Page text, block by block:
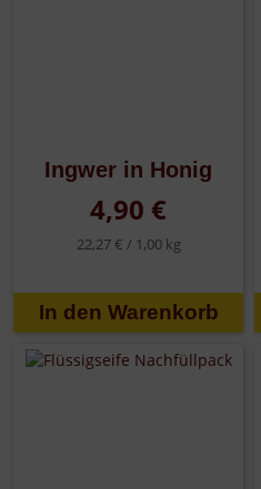
Ingwer in Honig
4,90 €
22,27 € / 1,00 kg